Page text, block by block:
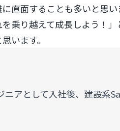
直面することも多いと思い
乗り越えて成長しよう！
います。
アとして入社後、建設系